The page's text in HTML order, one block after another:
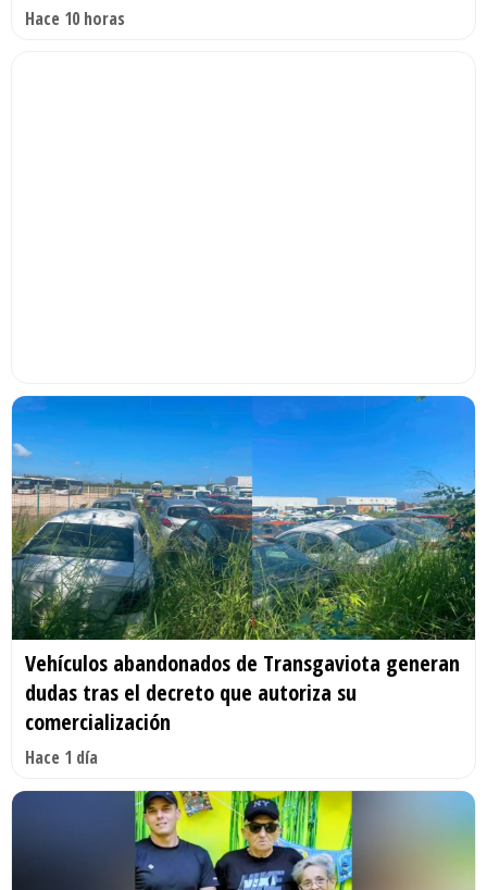
Hace 10 horas
Vehículos abandonados de Transgaviota generan
dudas tras el decreto que autoriza su
comercialización
Hace 1 día